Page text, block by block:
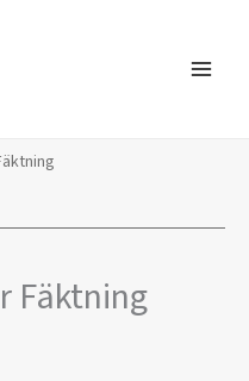
Fäktning